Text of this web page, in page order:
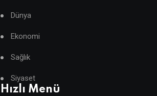
Dünya
Ekonomi
Sağlık
Siyaset
Hızlı Menü